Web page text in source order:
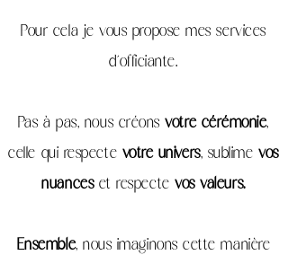
Pour cela je vous propose mes services
d’officiante.
Pas à pas, nous créonsvotre cérémonie,
celle qui respecte votre univers, sublimevos
nuanceset respectevos valeurs.
Ensemble, nous imaginons cette manière